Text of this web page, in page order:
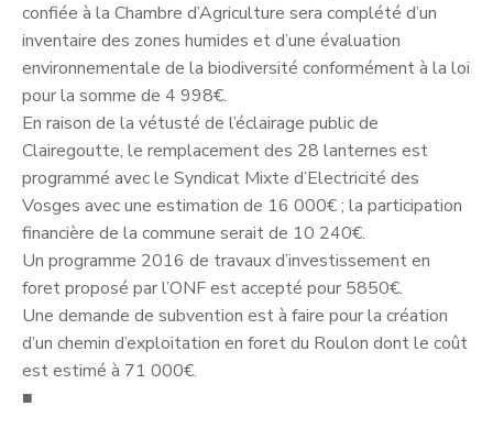
confiée à la Chambre d’Agriculture sera complété d’un
inventaire des zones humides et d’une évaluation
environnementale de la biodiversité conformément à la loi
pour la somme de 4 998€.
En raison de la vétusté de l’éclairage public de
Clairegoutte, le remplacement des 28 lanternes est
programmé avec le Syndicat Mixte d’Electricité des
Vosges avec une estimation de 16 000€ ; la participation
financière de la commune serait de 10 240€.
Un programme 2016 de travaux d’investissement en
foret proposé par l’ONF est accepté pour 5850€.
Une demande de subvention est à faire pour la création
d’un chemin d’exploitation en foret du Roulon dont le coût
est estimé à 71 000€.
■